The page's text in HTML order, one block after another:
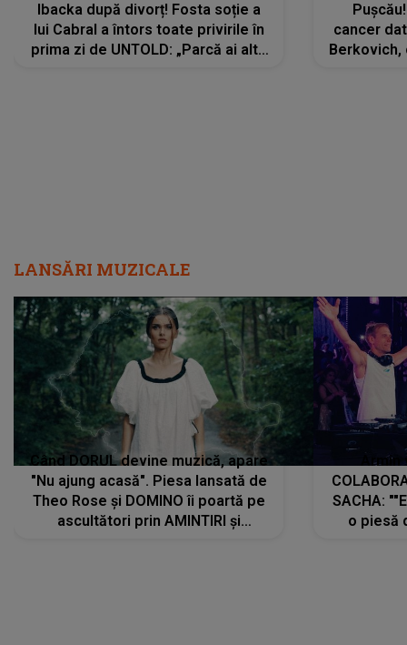
Ibacka după divorț! Fosta soție a
lui Cabral a întors toate privirile în
prima zi de UNTOLD: „Parcă ai altă
cancer
LANSĂRI MUZICALE
Când DORUL devine muzică, apare
"Nu ajung acasă". Piesa lansată de
Theo Rose și DOMINO îi poartă pe
ascultători prin AMINTIRI și
SACHA:
o piesă